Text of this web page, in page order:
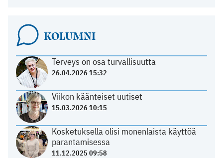
KOLUMNI
Terveys on osa turvallisuutta
26.04.2026 15:32
Viikon käänteiset uutiset
15.03.2026 10:15
Kosketuksella olisi monenlaista käyttöä
parantamisessa
11.12.2025 09:58